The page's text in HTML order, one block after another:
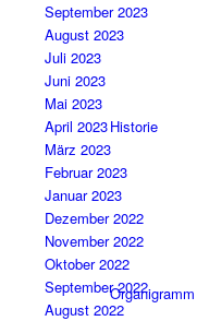
Historie
Organigramm
September 2023
August 2023
Juli 2023
Juni 2023
Mai 2023
April 2023
März 2023
Februar 2023
Januar 2023
Dezember 2022
November 2022
Oktober 2022
September 2022
August 2022